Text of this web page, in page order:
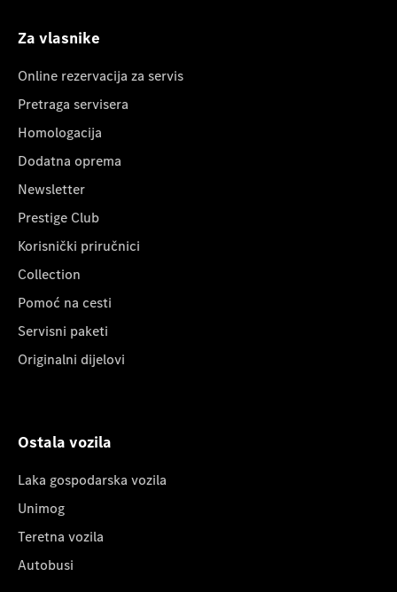
Za vlasnike
Online rezervacija za servis
Pretraga servisera
Homologacija
Dodatna oprema
Newsletter
Prestige Club
Korisnički priručnici
Collection
Pomoć na cesti
Servisni paketi
Originalni dijelovi
Ostala vozila
Laka gospodarska vozila
Unimog
Teretna vozila
Autobusi